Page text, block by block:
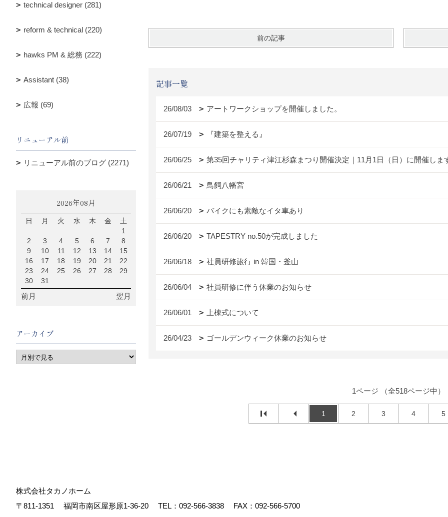
前の記事
記事一覧
26/08/03 アートワークショップを開催しました。
26/07/19 『建築を整える』
26/06/25 第35回チャリティ津江杉森まつり開催決定｜11月1日（日）に開催しま
26/06/21 鳥飼八幡宮
26/06/20 バイクにも素敵なイタ車あり
26/06/20 TAPESTRY no.50が完成しました
26/06/18 社員研修旅行 in 韓国・釜山
26/06/04 社員研修に伴う休業のお知らせ
26/06/01 上棟式について
26/04/23 ゴールデンウィーク休業のお知らせ
1ページ （全518ページ中）
1 2 3 4 5
technical designer (281)
reform & technical (220)
hawks PM & 総務 (222)
Assistant (38)
広報 (69)
リニューアル前
リニューアル前のブログ (2271)
2026年08月
日 月 火 水 木 金
土
1
2
3 4 5 6 7
8
9
10 11 12 13 14
15
16
17 18 19 20 21
22
23
24 25 26 27 28
29
30
31
前月 翌月
アーカイブ
株式会社タカノホーム
〒811-1351
福岡市南区屋形原1-36-20 TEL： 092-566-3838
FAX：092-566-5700